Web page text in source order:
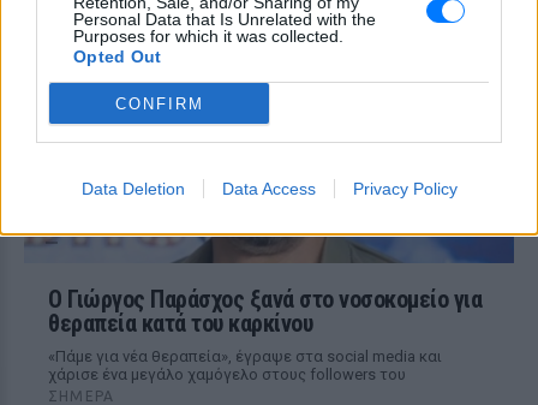
Personal Data that Is Unrelated with the
Purposes for which it was collected.
Opted Out
CONFIRM
Data Deletion Data Access Privacy Policy
Instagram, μιλώντας για την οικογένειά
του, τη δημιουργικότητά του και τη χαρά
της ζωής.
O Γιώργος Παράσχος ξανά στο νοσοκομείο για
θεραπεία κατά του καρκίνου
«Πάμε για νέα θεραπεία», έγραψε στα social media και
χάρισε ένα μεγάλο χαμόγελο στους followers του
ΣΉΜΕΡΑ